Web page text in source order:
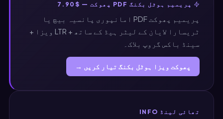
پریمیم ہوٹل بکنگ PDF پھوکت — $7.90
پریمیم پھوکت PDF امانپوری پانسیہ بیچ یا
ٹریسارا لایان کے لیٹر ہیڈ کے ساتھ + LTR ویزا +
سینڈ باکس گروپ بلاک۔
پھوکت ویزا ہوٹل بکنگ تیار کریں →
تھائی لینڈ INFO